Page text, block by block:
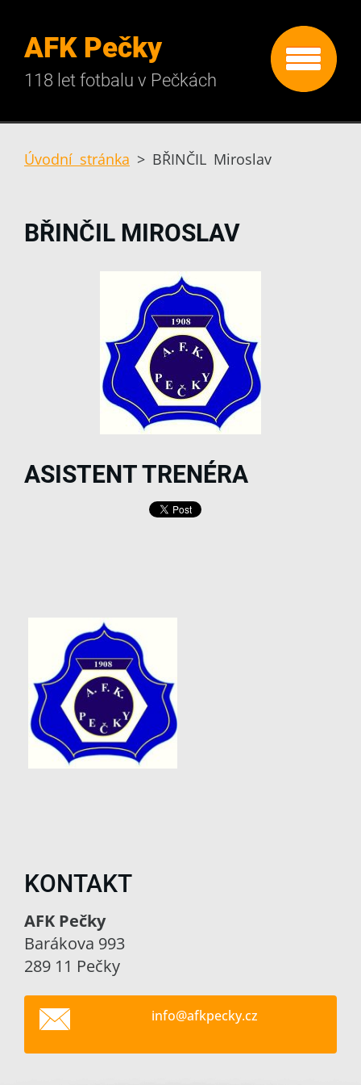
AFK Pečky
118 let fotbalu v Pečkách
Úvodní stránka > BŘINČIL Miroslav
BŘINČIL MIROSLAV
ASISTENT TRENÉRA
KONTAKT
AFK Pečky
Barákova 993
289 11 Pečky
info@afkpecky.cz